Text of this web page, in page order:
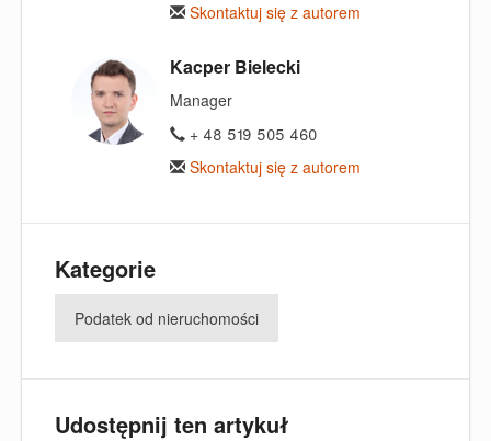
Skontaktuj się z autorem
Kacper Bielecki
Manager
+ 48 519 505 460
Skontaktuj się z autorem
Kategorie
Podatek od nieruchomości
Udostępnij ten artykuł